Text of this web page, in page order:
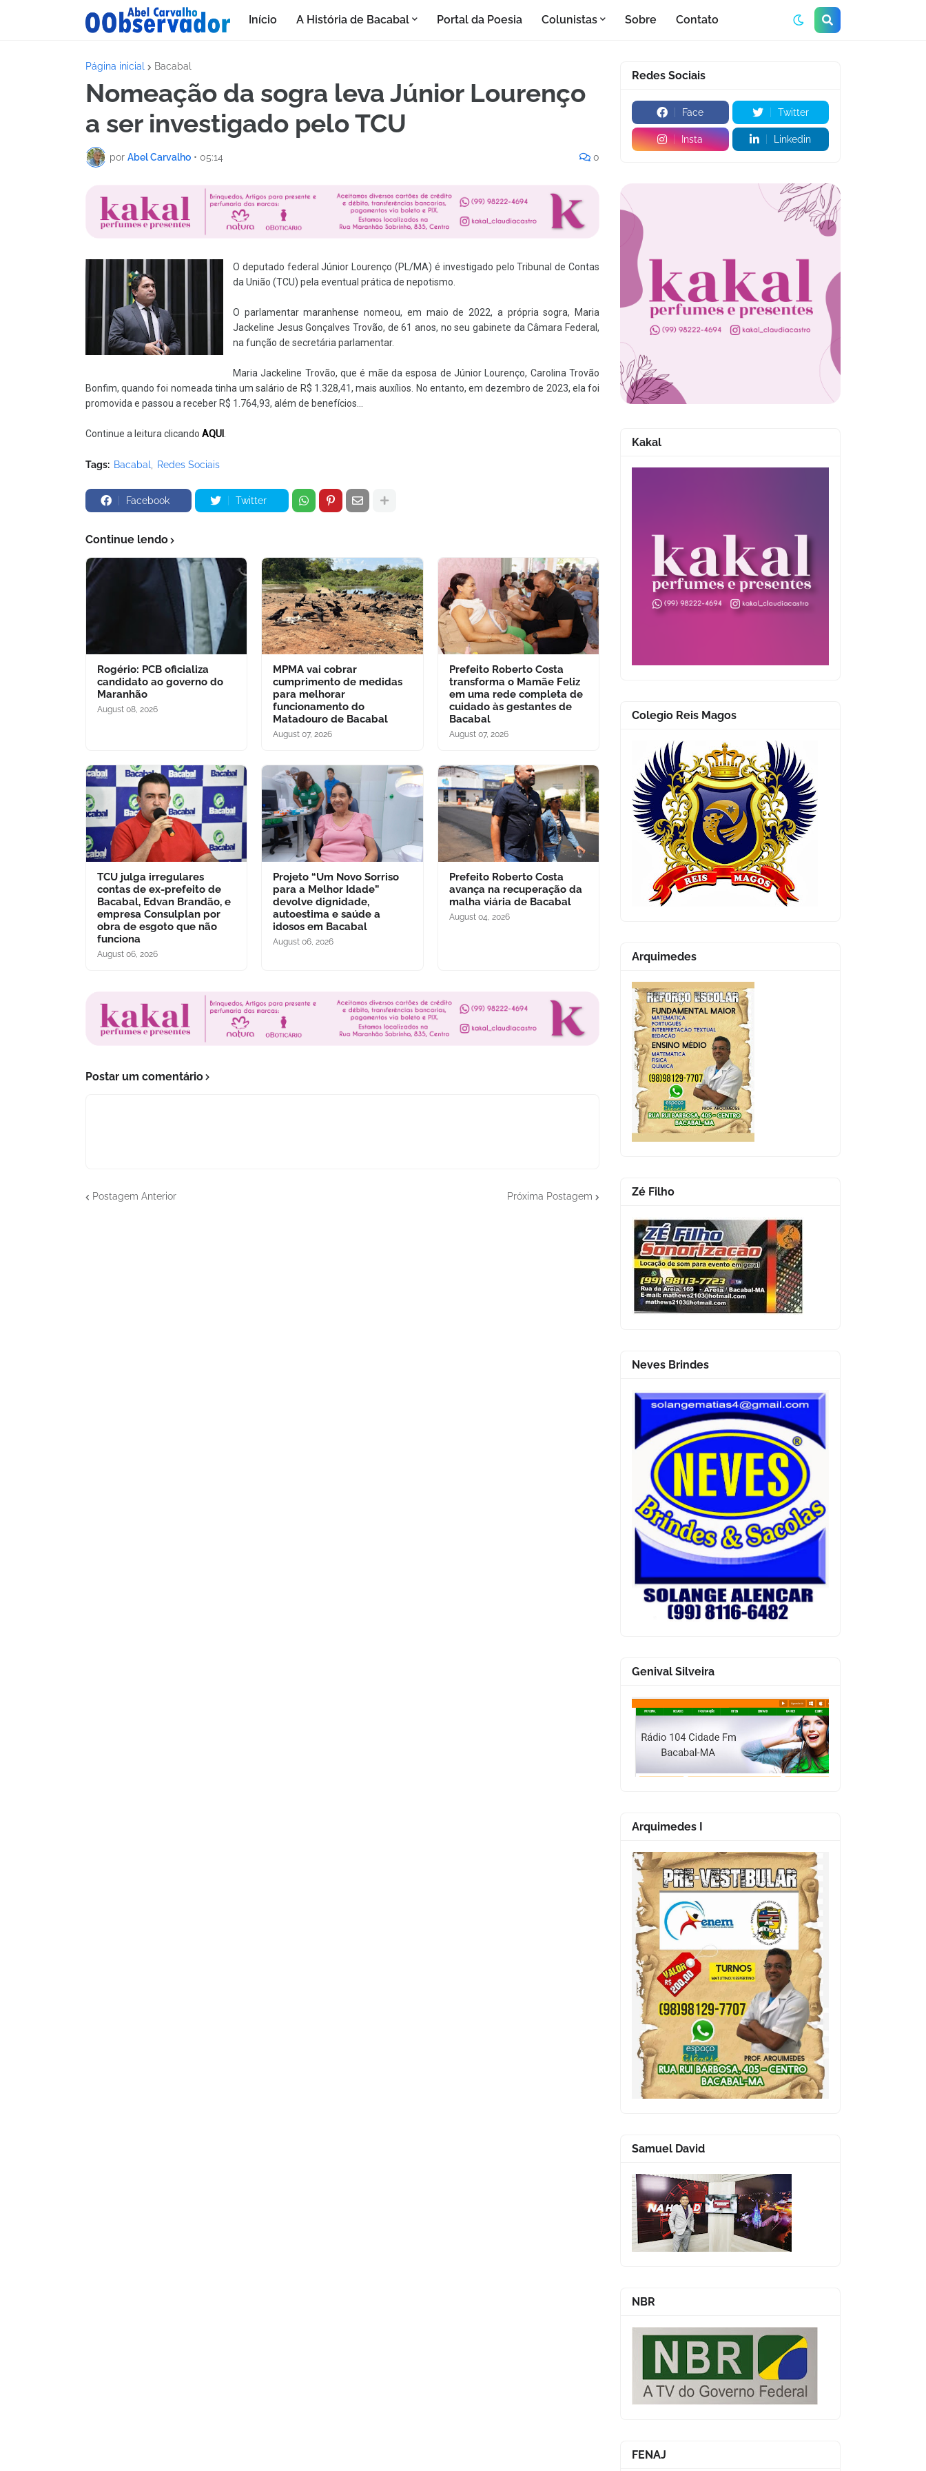
Início A História de Bacabal Portal da Poesia Colunistas Sobre Contato
Página inicial Bacabal
Nomeação da sogra leva Júnior Lourenço
a ser investigado pelo TCU
por Abel Carvalho • 05:14 0
O deputado federal Júnior Lourenço (PL/MA) é investigado pelo Tribunal de Contas
da União (TCU) pela eventual prática de nepotismo.
O parlamentar maranhense nomeou, em maio de 2022, a própria sogra, Maria
Jackeline Jesus Gonçalves Trovão, de 61 anos, no seu gabinete da Câmara Federal,
na função de secretária parlamentar.
Maria Jackeline Trovão, que é mãe da esposa de Júnior Lourenço, Carolina Trovão
Bonfim, quando foi nomeada tinha um salário de R$ 1.328,41, mais auxílios. No entanto, em dezembro de 2023, ela foi
promovida e passou a receber R$ 1.764,93, além de benefícios...
Continue a leitura clicando AQUI .
Tags: Bacabal Redes Sociais
Facebook Twitter
Continue lendo
Rogério: PCB oficializa
candidato ao governo do
Maranhão
August 08, 2026
MPMA vai cobrar
cumprimento de medidas
para melhorar
funcionamento do
Matadouro de Bacabal
August 07, 2026
Prefeito Roberto Costa
transforma o Mamãe Feliz
em uma rede completa de
cuidado às gestantes de
Bacabal
August 07, 2026
TCU julga irregulares
contas de ex-prefeito de
Bacabal, Edvan Brandão, e
empresa Consulplan por
obra de esgoto que não
funciona
August 06, 2026
Projeto “Um Novo Sorriso
para a Melhor Idade”
devolve dignidade,
autoestima e saúde a
idosos em Bacabal
August 06, 2026
Prefeito Roberto Costa
avança na recuperação da
malha viária de Bacabal
August 04, 2026
Postar um comentário
Postagem Anterior Próxima Postagem
Redes Sociais
Face Twitter
Insta Linkedin
Kakal
Colegio Reis Magos
Arquimedes
Zé Filho
Neves Brindes
Genival Silveira
Arquimedes I
Samuel David
NBR
FENAJ